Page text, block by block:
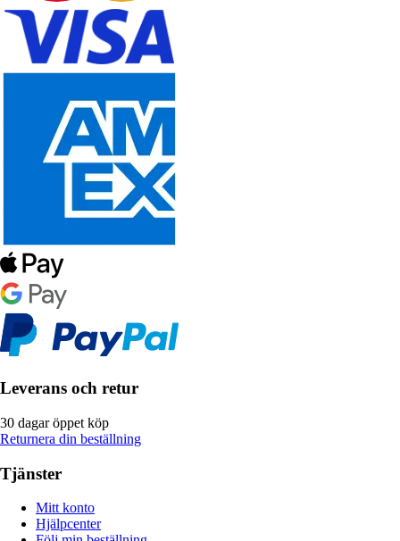
Leverans och retur
30 dagar öppet köp
Returnera din beställning
Tjänster
Mitt konto
Hjälpcenter